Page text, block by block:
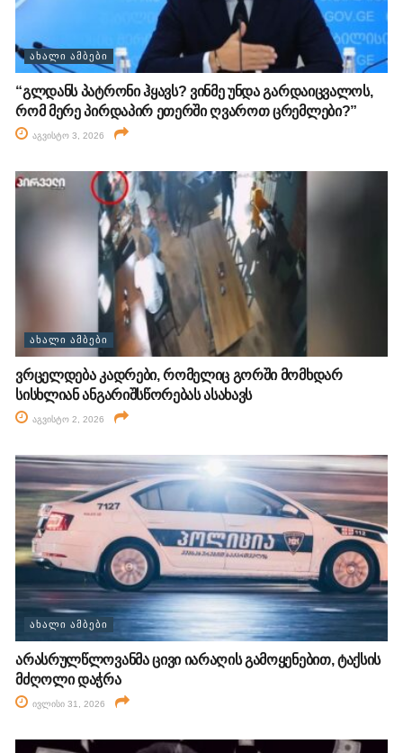
ᲐᲮᲐᲚᲘ ᲐᲛᲑᲔᲑᲘ
“გლდანს პატრონი ჰყავს? ვინმე უნდა გარდაიცვალოს,
რომ მერე პირდაპირ ეთერში ღვაროთ ცრემლები?”
აგვისტო 3, 2026
ᲐᲮᲐᲚᲘ ᲐᲛᲑᲔᲑᲘ
ვრცელდება კადრები, რომელიც გორში მომხდარ
სისხლიან ანგარიშსწორებას ასახავს
აგვისტო 2, 2026
ᲐᲮᲐᲚᲘ ᲐᲛᲑᲔᲑᲘ
არასრულწლოვანმა ცივი იარაღის გამოყენებით, ტაქსის
მძღოლი დაჭრა
ივლისი 31, 2026